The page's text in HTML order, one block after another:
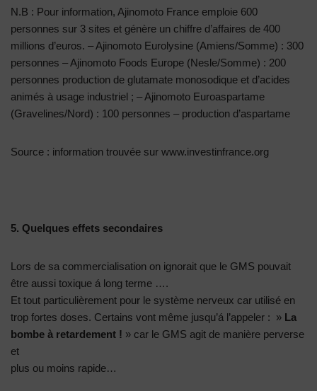
N.B : Pour information, Ajinomoto France emploie 600
personnes sur 3 sites et génère un chiffre d’affaires de 400
millions d’euros. – Ajinomoto Eurolysine (Amiens/Somme) : 300
personnes – Ajinomoto Foods Europe (Nesle/Somme) : 200
personnes production de glutamate monosodique et d’acides
animés à usage industriel ; – Ajinomoto Euroaspartame
(Gravelines/Nord) : 100 personnes – production d’aspartame
Source : information trouvée sur www.investinfrance.org
5. Quelques effets secondaires
Lors de sa commercialisation on ignorait que le GMS pouvait
être aussi toxique á long terme ….
Et tout particulièrement pour le système nerveux car utilisé en
trop fortes doses. Certains vont même jusqu’á l’appeler : » La
bombe à retardement ! » car le GMS agit de manière perverse
et
plus ou moins rapide…